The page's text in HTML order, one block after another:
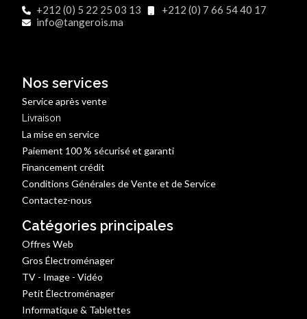
+212 (0) 5 22 25 03 13
+212 (0) 7 66 54 40 17
info@tangerois.ma
Nos services
Service après vente
Livraison
La mise en service
Paiement 100 % sécurisé et garanti
Financement crédit
Conditions Générales de Vente et de Service
Contactez-nous
Catégories principales
Offres Web
Gros Électroménager
TV - Image - Vidéo
Petit Électroménager
Informatique & Tablettes